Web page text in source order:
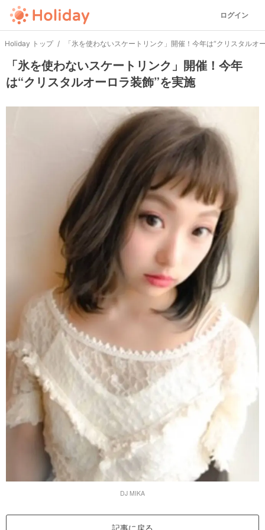
ログイン
Holiday トップ 「氷を使わないスケートリンク」開催！今年は“クリスタルオ
「氷を使わないスケートリンク」開催！今年
は“クリスタルオーロラ装飾”を実施
DJ MIKA
記事に戻る